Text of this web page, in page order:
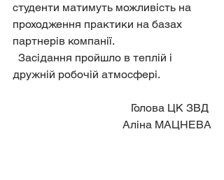
студенти матимуть можливість на
проходження практики на базах
партнерів компанії.
Засідання пройшло в теплій і
дружній робочій атмосфері.
Голова ЦК ЗВД
Аліна МАЦНЕВА